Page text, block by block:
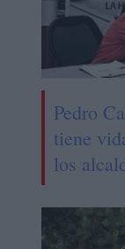
Pedro
tiene
los